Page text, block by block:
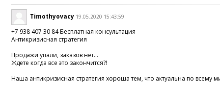
Timothyovacy 19.05.2020 15:43:59
+7 938 407 30 84 Бесплатная консультация
Антикризисная стратегия
Продажи упали, заказов нет...
Ждете когда все это закончится?!
Наша антикризисная стратегия хороша тем, что актуальна по